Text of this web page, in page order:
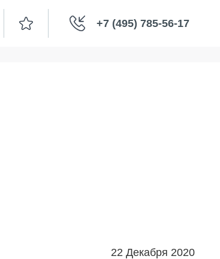
+7 (495) 785-56-17
22 Декабря 2020